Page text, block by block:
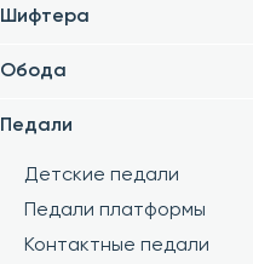
Шифтера
Обода
Педали
Детские педали
Педали платформы
Контактные педали